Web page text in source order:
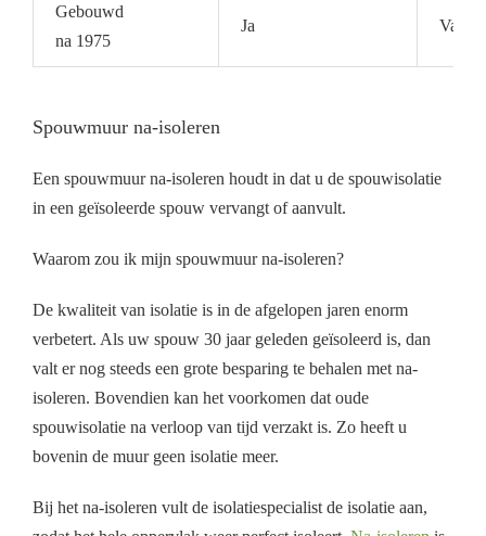
Gebouwd
na 1975
Ja Vaak
Spouwmuur na-isoleren
Een spouwmuur na-isoleren houdt in dat u de spouwisolatie
in een geïsoleerde spouw vervangt of aanvult.
Waarom zou ik mijn spouwmuur na-isoleren?
De kwaliteit van isolatie is in de afgelopen jaren enorm
verbetert. Als uw spouw 30 jaar geleden geïsoleerd is, dan
valt er nog steeds een grote besparing te behalen met na-
isoleren. Bovendien kan het voorkomen dat oude
spouwisolatie na verloop van tijd verzakt is. Zo heeft u
bovenin de muur geen isolatie meer.
Bij het na-isoleren vult de isolatiespecialist de isolatie aan,